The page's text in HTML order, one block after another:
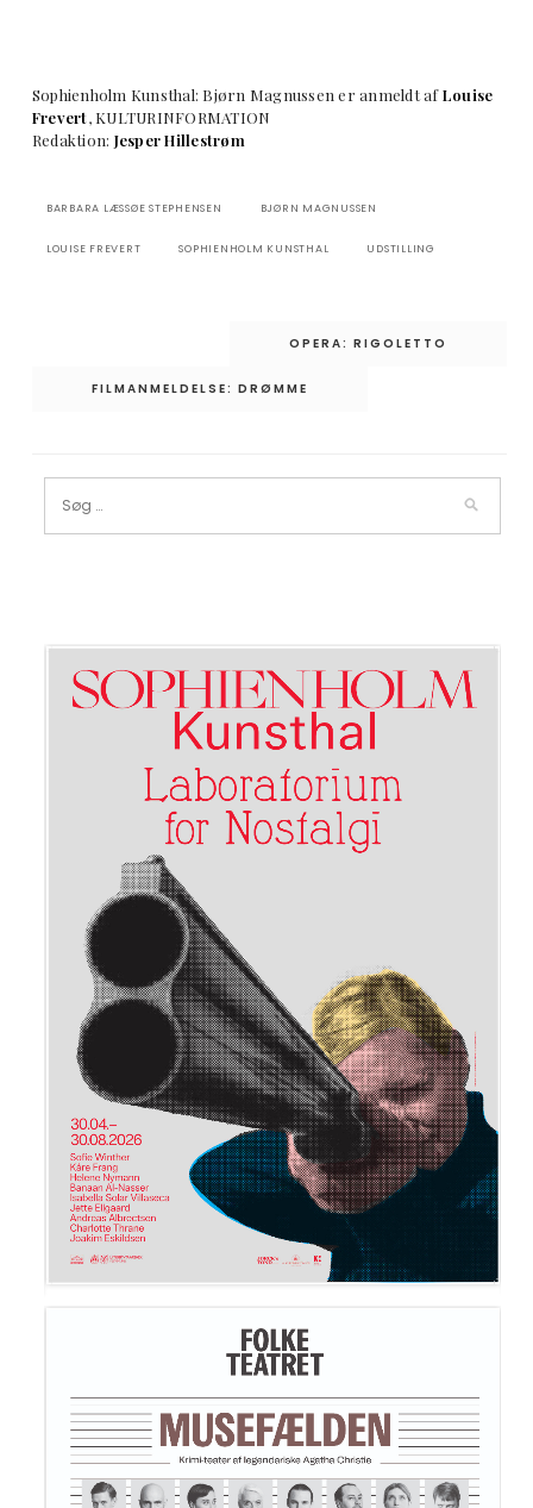
Sophienholm Kunsthal: Bjørn Magnussen er anmeldt afLouise
Frevert, KULTURINFORMATION
Redaktion: Jesper Hillestrøm
BARBARA LÆSSØE STEPHENSEN BJØRN MAGNUSSEN
LOUISE FREVERT SOPHIENHOLM KUNSTHAL UDSTILLING
OPERA: RIGOLETTO
FILMANMELDELSE: DRØMME